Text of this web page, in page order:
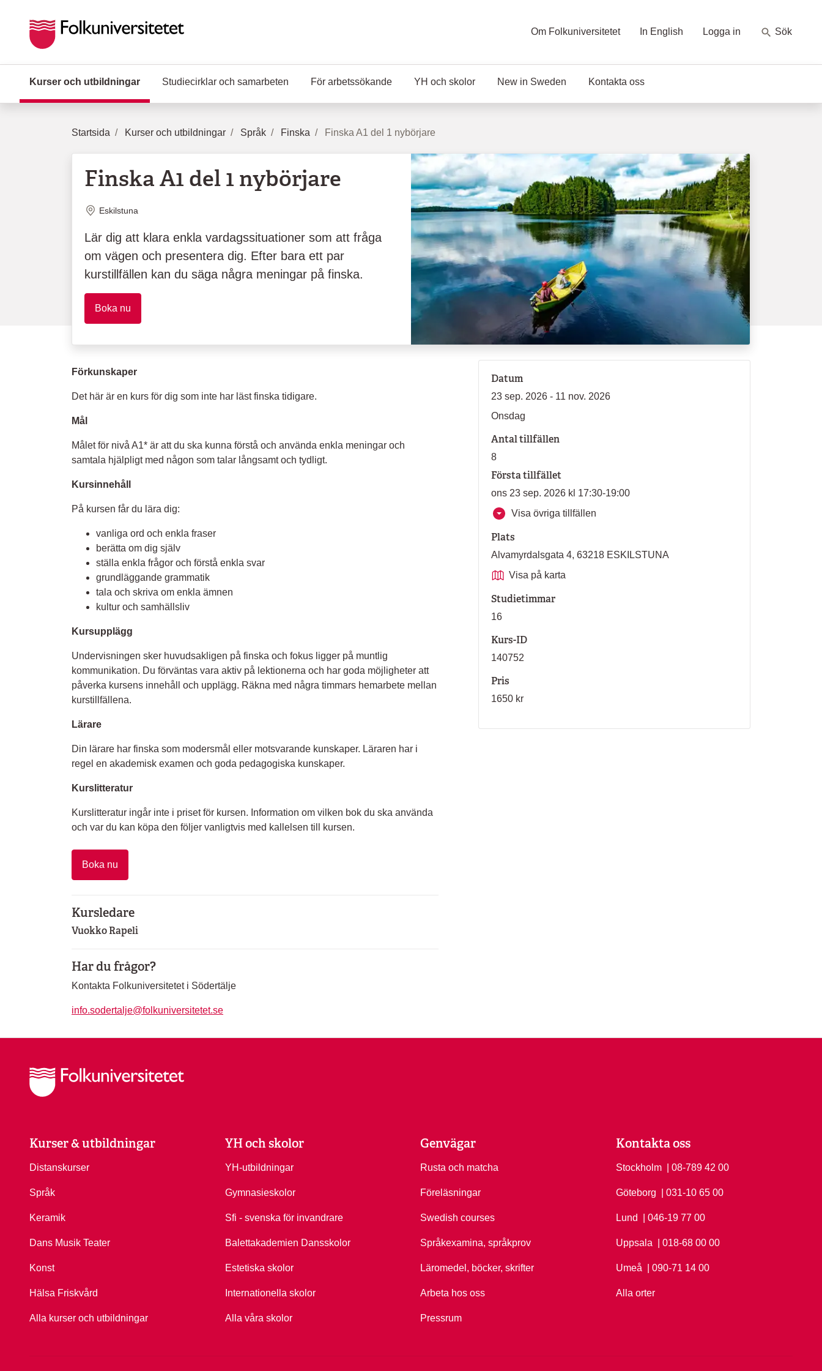
Om Folkuniversitetet In English Logga in Sök
Kurser och utbildningar (Aktuell sida)
Studiecirklar och samarbeten För arbetssökande YH och skolor New in Sweden Kontakta oss
Startsida Kurser och utbildningar Språk Finska Finska A1 del 1 nybörjare
Finska A1 del 1 nybörjare
Plats
Eskilstuna
Lär dig att klara enkla vardagssituationer som att fråga
om vägen och presentera dig. Efter bara ett par
kurstillfällen kan du säga några meningar på finska.
Boka nu
Förkunskaper
Det här är en kurs för dig som inte har läst finska tidigare.
Mål
Målet för nivå A1* är att du ska kunna förstå och använda enkla meningar och
samtala hjälpligt med någon som talar långsamt och tydligt.
Kursinnehåll
På kursen får du lära dig:
vanliga ord och enkla fraser
berätta om dig själv
ställa enkla frågor och förstå enkla svar
grundläggande grammatik
tala och skriva om enkla ämnen
kultur och samhällsliv
Kursupplägg
Undervisningen sker huvudsakligen på finska och fokus ligger på muntlig
kommunikation. Du förväntas vara aktiv på lektionerna och har goda möjligheter att
påverka kursens innehåll och upplägg. Räkna med några timmars hemarbete mellan
kurstillfällena.
Lärare
Din lärare har finska som modersmål eller motsvarande kunskaper. Läraren har i
regel en akademisk examen och goda pedagogiska kunskaper.
Kurslitteratur
Kurslitteratur ingår inte i priset för kursen. Information om vilken bok du ska använda
och var du kan köpa den följer vanligtvis med kallelsen till kursen.
Boka nu
Kursledare
Vuokko Rapeli
Har du frågor?
Kontakta Folkuniversitetet i Södertälje
info.sodertalje@folkuniversitetet.se
Datum
23 sep. 2026 - 11 nov. 2026
Onsdag
Antal tillfällen
8
Första tillfället
ons 23 sep. 2026 kl 17:30-19:00
Visa övriga tillfällen
Plats
Alvamyrdalsgata 4, 63218 ESKILSTUNA
Visa på karta
Studietimmar
16
Kurs-ID
140752
Pris
1650 kr
Kurser & utbildningar
Distanskurser
Språk
Keramik
Dans Musik Teater
Konst
Hälsa Friskvård
Alla kurser och utbildningar
YH och skolor
YH-utbildningar
Gymnasieskolor
Sfi - svenska för invandrare
Balettakademien Dansskolor
Estetiska skolor
Internationella skolor
Alla våra skolor
Genvägar
Rusta och matcha
Föreläsningar
Swedish courses
Språkexamina, språkprov
Läromedel, böcker, skrifter
Arbeta hos oss
Pressrum
Kontakta oss
Stockholm Ring Stockholm på
| 08-789 42 00
Göteborg Ring Göteborg på
| 031-10 65 00
Lund Ring Lund på
| 046-19 77 00
Uppsala Ring Uppsala på
| 018-68 00 00
Umeå Ring Umeå på
| 090-71 14 00
Alla orter